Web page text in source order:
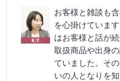
お客様と雑談も
を心掛けていま
はお客様と話が
取扱商品や出身
ていました。そ
いの人となりを